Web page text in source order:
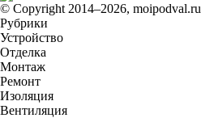
© Copyright 2014–2026, moipodval.ru
Рубрики
Устройство
Отделка
Монтаж
Ремонт
Изоляция
Вентиляция